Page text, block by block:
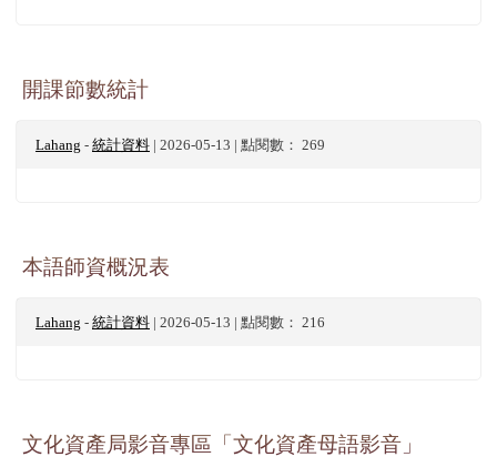
開課節數統計
Lahang - 統計資料 | 2026-05-13 | 點閱數： 269
本語師資概況表
Lahang - 統計資料 | 2026-05-13 | 點閱數： 216
文化資產局影音專區「文化資產母語影音」